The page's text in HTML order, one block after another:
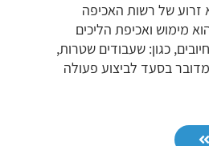
זרוע של רשות האכיפה
מימוש ואכיפת הליכים
כגון: שעבודים שטרות,
בסעד לביצוע פעולה